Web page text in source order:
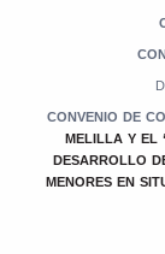
CONVENIO DE
MELILLA Y EL
DESARROLLO
MENORES EN